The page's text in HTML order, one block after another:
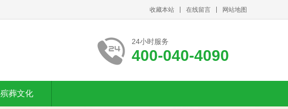
收藏本站 在线留言 网站地图
24小时服务
400-040-4090
殡葬文化